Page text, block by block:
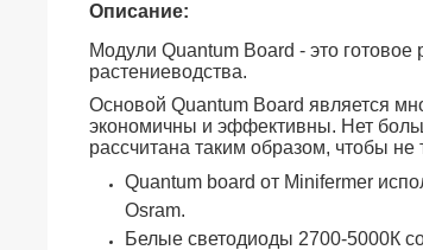
Описание:
Модули Quantum Board - это
растениеводства.
Основой Quantum Board является
экономичны и эффективны. Нет
рассчитана таким образом, чтобы
Quantum board от Minifermer
Osram.
Белые светодиоды 2700-5000К